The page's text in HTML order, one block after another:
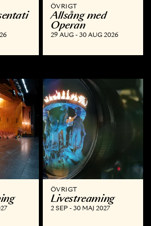
ÖVRIGT
Allsång med
Operan
29 AUG - 30 AUG 2026
ÖVRIGT
Livestreaming
2 SEP - 30 MAJ 2027